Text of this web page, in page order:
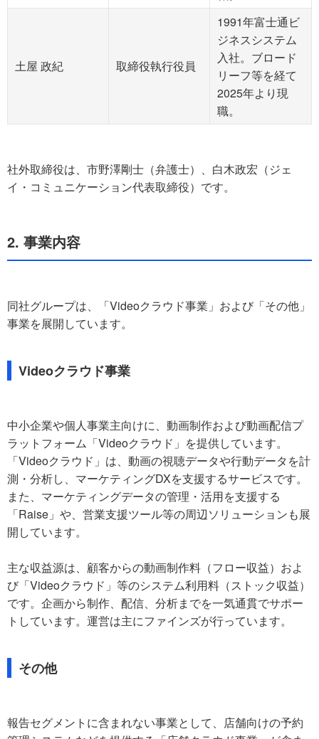
土屋 政紀 取締役執行役員
1991年富士通ビ
ジネスシステム
入社。ブロード
リーフ等を経て
2025年より現
職。
社外取締役は、市野澤剛士（弁護士）、白木政宏（ジェ
イ・コミュニケーション代表取締役）です。
2. 事業内容
同社グループは、「Videoクラウド事業」および「その他」
事業を展開しています。
Videoクラウド事業
中小企業や個人事業主向けに、動画制作および動画配信プ
ラットフォーム「Videoクラウド」を提供しています。
「Videoクラウド」は、動画の視聴データや行動データを計
測・分析し、マーケティングDXを支援するサービスです。
また、マーケティングデータの管理・活用を支援する
「Raise」や、営業支援ツール等の周辺ソリューションも展
開しています。
主な収益源は、顧客からの動画制作料（フロー収益）およ
び「Videoクラウド」等のシステム利用料（ストック収益）
です。企画から制作、配信、分析までを一気通貫でサポー
トしています。運営は主にファインズが行っています。
その他
報告セグメントに含まれない事業として、店舗向けの予約